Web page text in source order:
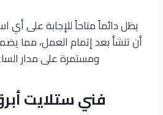
يظل دائماً متاحاً للإجابة على
أن تنشأ بعد إتمام العمل، مما
ومستمرة على مدار
فني ستلايت